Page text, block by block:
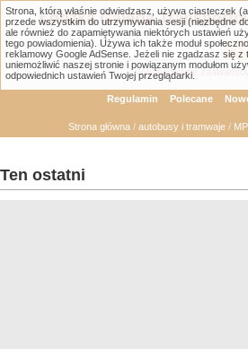
Łódzka Galeria
Wyszukiwanie
Regulamin Polecane
Strona główna / autobusy i tramwaje /
Ten ostatni
Strona, którą właśnie odwiedzasz, używa ciasteczek
przede wszystkim do utrzymywania sesji (niezbędne
ale również do zapamiętywania niektórych ustawień
tego powiadomienia). Używa ich także moduł
reklamowy Google AdSense. Jeżeli nie zgadzasz się
uniemożliwić naszej stronie i powiązanym modułom
odpowiednich ustawień Twojej przeglądarki.